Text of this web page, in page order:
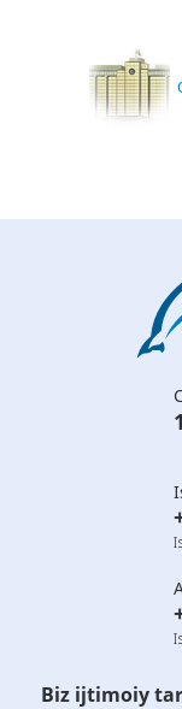
Biz ijtimoiy